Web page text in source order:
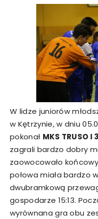
W lidze juniorów
w Kętrzynie, w dniu
pokonał MKS TRUSO I
zagrali bardzo dobry
zaowocowało
połowa miała bardzo
dwubramkową
gospodarze 15:13.
wyrównana gra obu